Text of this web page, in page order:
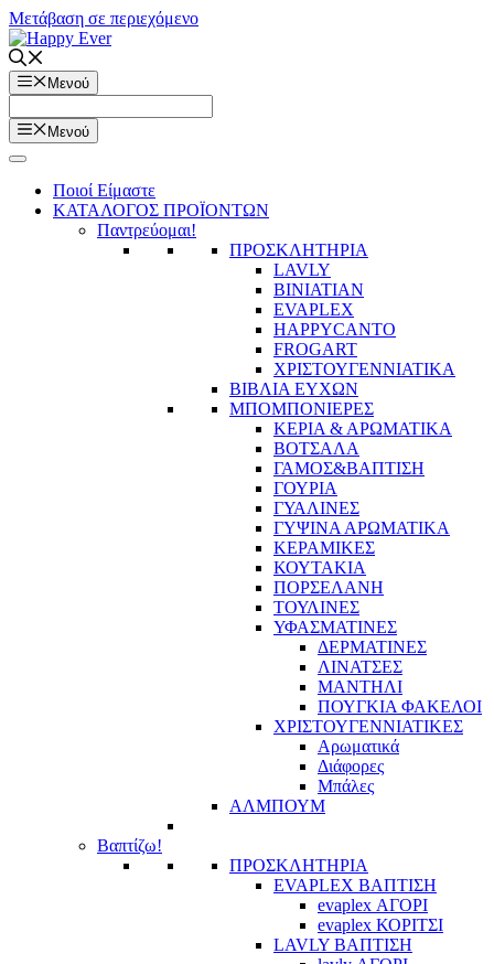
Μετάβαση σε περιεχόμενο
Μενού
Μενού
Ποιοί Είμαστε
ΚΑΤΑΛΟΓΟΣ ΠΡΟΪΟΝΤΩΝ
Παντρεύομαι!
ΠΡΟΣΚΛΗΤΗΡΙΑ
LAVLY
BINIATIAN
EVAPLEX
HAPPYCANTO
FROGART
ΧΡΙΣΤΟΥΓΕΝΝΙΑΤΙΚΑ
ΒΙΒΛΙΑ ΕΥΧΩΝ
ΜΠΟΜΠΟΝΙΕΡΕΣ
ΚΕΡΙΑ & ΑΡΩΜΑΤΙΚΑ
ΒΟΤΣΑΛΑ
ΓΑΜΟΣ&ΒΑΠΤΙΣΗ
ΓΟΥΡΙΑ
ΓΥΑΛΙΝΕΣ
ΓΥΨΙΝΑ ΑΡΩΜΑΤΙΚΑ
ΚΕΡΑΜΙΚΕΣ
ΚΟΥΤΑΚΙΑ
ΠΟΡΣΕΛΑΝΗ
ΤΟΥΛΙΝΕΣ
ΥΦΑΣΜΑΤΙΝΕΣ
ΔΕΡΜΑΤΙΝΕΣ
ΛΙΝΑΤΣΕΣ
ΜΑΝΤΗΛΙ
ΠΟΥΓΚΙΑ ΦΑΚΕΛΟΙ
ΧΡΙΣΤΟΥΓΕΝΝΙΑΤΙΚΕΣ
Αρωματικά
Διάφορες
Μπάλες
ΑΛΜΠΟΥΜ
Βαπτίζω!
ΠΡΟΣΚΛΗΤΗΡΙΑ
EVAPLEX ΒΑΠΤΙΣΗ
evaplex ΑΓΟΡΙ
evaplex ΚΟΡΙΤΣΙ
LAVLY ΒΑΠΤΙΣΗ